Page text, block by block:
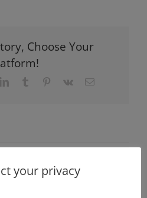
Choose Your
LinkedInTumblr Pinterest
Vk Email
Κατασκευή και
your privacy